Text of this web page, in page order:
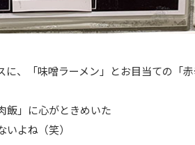
に、「味噌ラーメン」とお目当ての「
飯」に心がときめいた
よね（笑）